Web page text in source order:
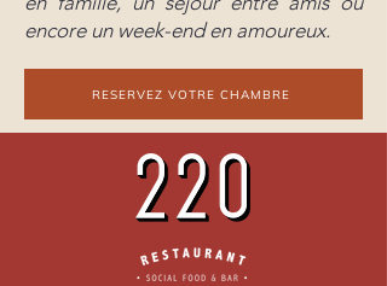
encore un week-end en amoureux.
RESERVEZ VOTRE CHAMBRE